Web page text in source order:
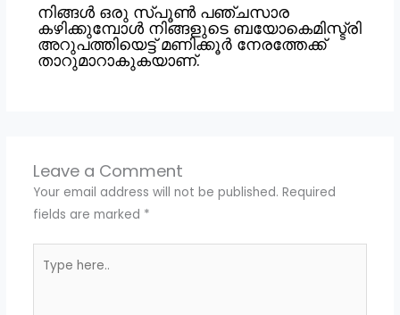
നിങ്ങൾ ഒരു സ്പൂൺ പഞ്ചസാര
കഴിക്കുമ്പോൾ നിങ്ങളുടെ ബയോകെമിസ്ട്രി
അറുപത്തിയെട്ട് മണിക്കൂർ നേരത്തേക്ക്
താറുമാറാകുകയാണ്.
Leave a Comment
Your email address will not be published. Required
fields are marked *
here..